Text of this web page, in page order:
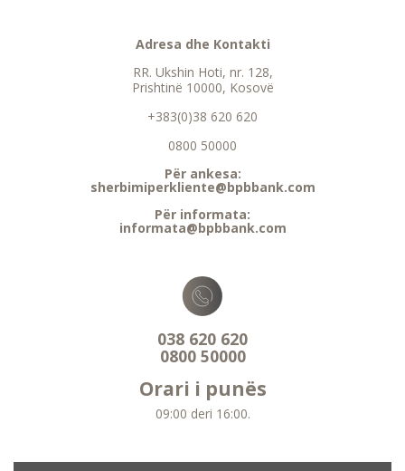
Adresa dhe Kontakti
RR. Ukshin Hoti, nr. 128,
Prishtinë 10000, Kosovë
+383(0)38 620 620
0800 50000
Për ankesa:
sherbimiperkliente@bpbbank.com
Për informata:
informata@bpbbank.com
038 620 620
0800 50000
Orari i punës
09:00 deri 16:00.